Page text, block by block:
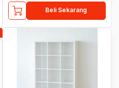
Beli Sekarang